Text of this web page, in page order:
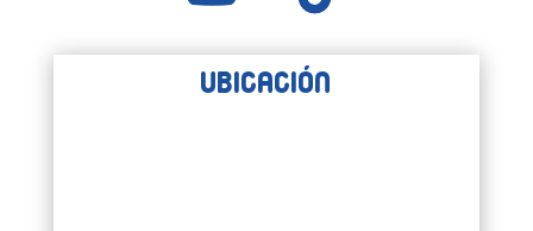
Ubicación